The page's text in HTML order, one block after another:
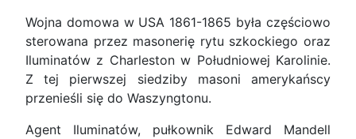
Wojna domowa w USA 1861-1865 była częściowo
sterowana przez masonerię rytu szkockiego oraz
Iluminatów z Charleston w Południowej Karolinie.
Z tej pierwszej siedziby masoni amerykańscy
przenieśli się do Waszyngtonu.
Agent Iluminatów, pułkownik Edward Mandell